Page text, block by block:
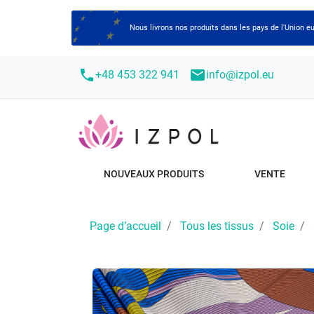
Nous livrons nos produits dans les pays de l'Union
call+48 453 322 941 mailinfo@izpol.eu
NOUVEAUX PRODUITS VENTE
Page d’accueil Tous les tissus Soie